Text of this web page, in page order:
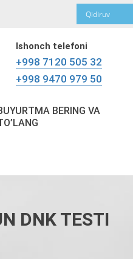
Ishonch telefoni
+998 7120 505 32
+998 9470 979 50
BERING VA
DNK TESTI